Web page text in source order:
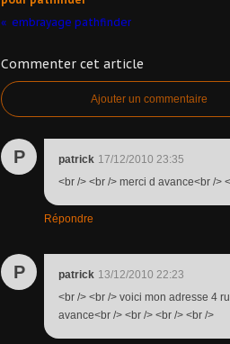
embrayage pathfinder
Commenter cet article
Ajouter un commentaire
P patrick 17/12/2010 23:35
<br /> <br /> merci d avance<br />
Répondre
P patrick 13/12/2010 22:23
<br /> <br /> voici mon adresse 4
avance<br /> <br /> <br /> <br />